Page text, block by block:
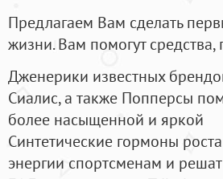
Предлагаем Вам сделать
жизни. Вам помогут
Дженерики известных
Сиалис, а также Попперсы
более насыщенной и яркой
Синтетические гормоны роста
энергии спортсменам и